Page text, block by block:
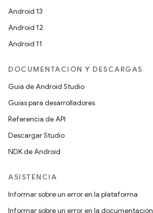
Android 13
Android 12
Android 11
DOCUMENTACIÓN Y DESCARGAS
Guía de Android Studio
Guías para desarrolladores
Referencia de API
Descargar Studio
NDK de Android
ASISTENCIA
Informar sobre un error en la plataforma
Informar sobre un error en la documentación